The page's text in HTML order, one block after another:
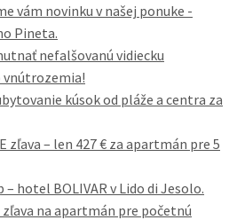
vám novinku v našej ponuke -
Pineta.
nefalšovanú vidiecku
vnútrozemia!
kúsok od pláže a centra za
zľava – len 427 € za apartmán pre 5
– hotel BOLIVAR v Lido di Jesolo.
zľava na apartmán pre početnú